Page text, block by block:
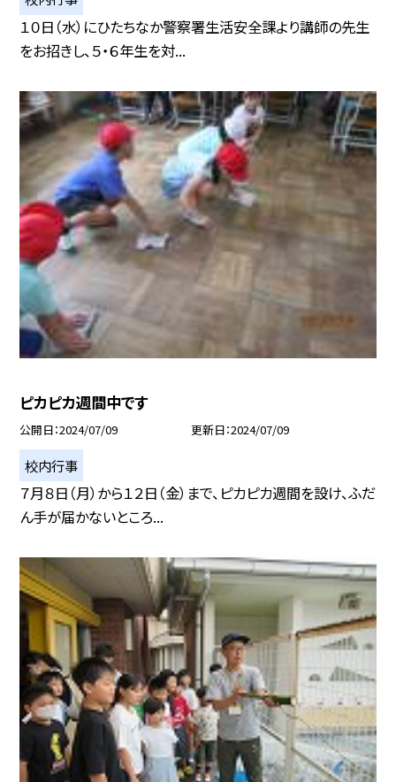
１０日（水）にひたちなか警察署生活安全課より講師の先生
をお招きし、５・６年生を対...
ピカピカ週間中です
公開日 2024/07/09 更新日 2024/07/09
校内行事
７月８日（月）から１２日（金）まで、ピカピカ週間を設け、ふだ
ん手が届かないところ...